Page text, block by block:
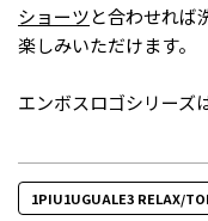
ショーツと合わせれば
楽しみいただけます。
エンボスロゴシリーズ
1PIU1UGUALE3 RELAX/